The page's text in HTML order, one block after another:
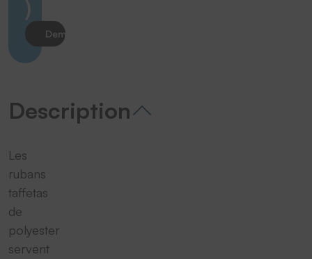
)
Demander le produit
Description
Les
rubans
taffetas
de
polyester
servent